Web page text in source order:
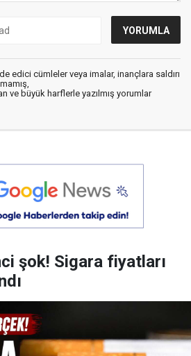
edici cümleler veya imalar, inançlara saldırı
ve büyük harflerle yazılmış yorumlar
şok! Sigara fiyatları